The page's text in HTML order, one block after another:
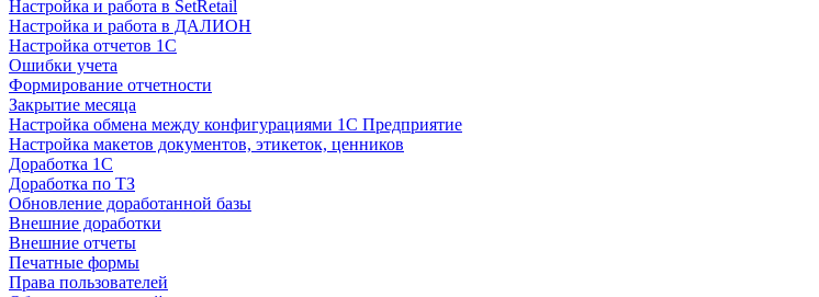
Настройка и работа в SetRetail
Настройка и работа в ДАЛИОН
Настройка отчетов 1С
Ошибки учета
Формирование отчетности
Закрытие месяца
Настройка обмена между конфигурациями 1С Предприятие
Настройка макетов документов, этикеток, ценников
Доработка 1С
Доработка по ТЗ
Обновление доработанной базы
Внешние доработки
Внешние отчеты
Печатные формы
Права пользователей